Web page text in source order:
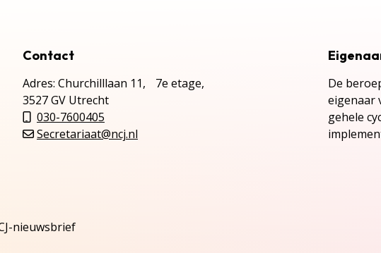
Contact
Adres: Churchilllaan 11, 7e etage,
3527 GV Utrecht
030-7600405
Secretariaat@ncj.nl
De
eigenaar
gehele
nieuwsbrief